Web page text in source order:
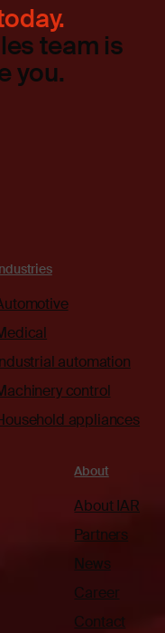
team is
you.
automation
control
appliances
About
About IAR
Partners
News
Career
Contact